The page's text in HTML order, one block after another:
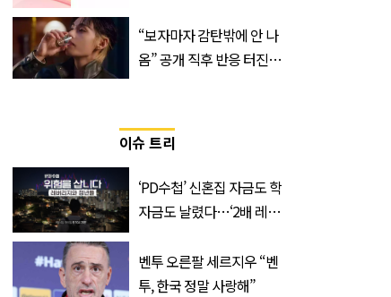
“보자마자 감탄밖에 안 나
옴” 공개 직후 반응 터진
이슈 트리
‘PD수첩’ 신혼집 자금도 학
자금도 날렸다…‘2배 레버
벤투 오른팔 세르지우 “벤
투, 한국 정말 사랑해”